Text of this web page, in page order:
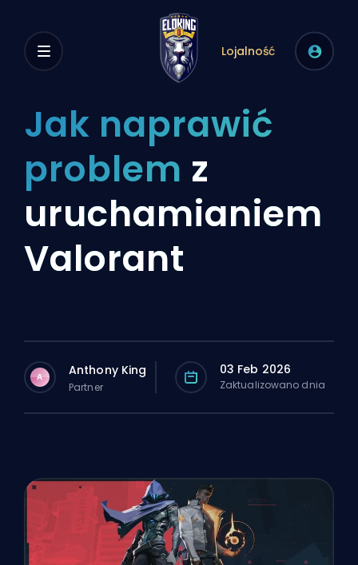
Lojalność
Jak naprawić
problem z
uruchamianiem
Valorant
A Anthony King
Partner
03 Feb 2026
Zaktualizowano dnia